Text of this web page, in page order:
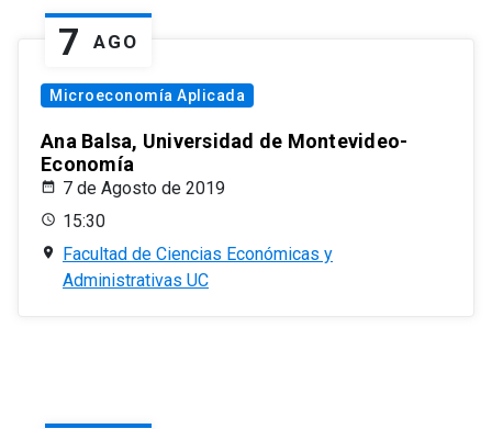
7 AGO
Microeconomía Aplicada
Ana Balsa, Universidad de Montevideo-
Economía
7 de Agosto de 2019
15:30
Facultad de Ciencias Económicas y
Administrativas UC